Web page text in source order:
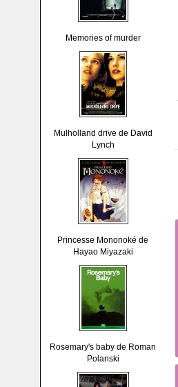
Memories of murder
Mulholland drive de David
Lynch
Princesse Mononoké de
Hayao Miyazaki
Rosemary's baby de Roman
Polanski